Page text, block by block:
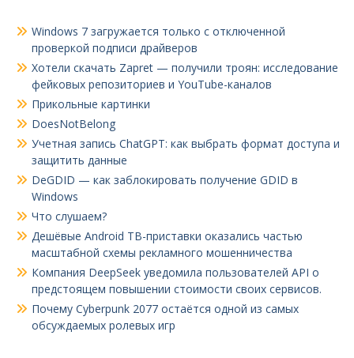
Windows 7 загружается только с отключенной
проверкой подписи драйверов
Хотели скачать Zapret — получили троян: исследование
фейковых репозиториев и YouTube-каналов
Прикольные картинки
DoesNotBelong
Учетная запись ChatGPT: как выбрать формат доступа и
защитить данные
DeGDID — как заблокировать получение GDID в
Windows
Что слушаем?
Дешёвые Android ТВ-приставки оказались частью
масштабной схемы рекламного мошенничества
Компания DeepSeek уведомила пользователей API о
предстоящем повышении стоимости своих сервисов.
Почему Cyberpunk 2077 остаётся одной из самых
обсуждаемых ролевых игр